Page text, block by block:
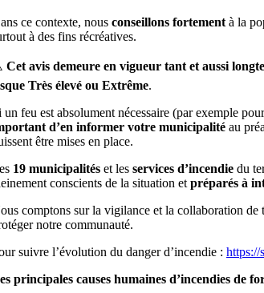
ce contexte, nous conseillons fortement à la
à des fins récréatives.
Cet avis demeure en vigueur tant et aussi
Très élevé ou Extrême.
un feu est absolument nécessaire (par exemple
d’en informer votre municipalité au
être mises en place.
19 municipalités et les services d’incendie du
conscients de la situation et préparés à
comptons sur la vigilance et la collaboration
notre communauté.
suivre l’évolution du danger d’incendie : https://
principales causes humaines d’incendies de